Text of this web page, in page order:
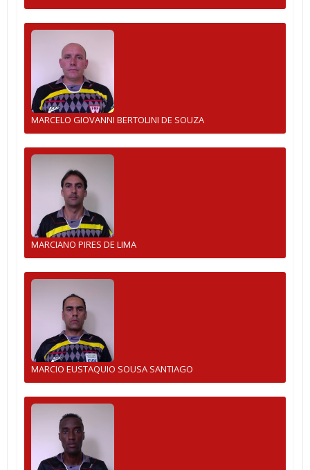
MARCELO GIOVANNI BERTOLINI DE SOUZA
MARCIANO PIRES DE LIMA
MARCIO EUSTAQUIO SOUSA SANTIAGO